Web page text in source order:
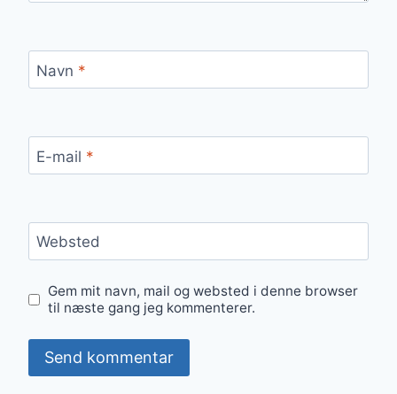
Navn *
E-mail *
Websted
Gem mit navn, mail og websted i denne browser
til næste gang jeg kommenterer.